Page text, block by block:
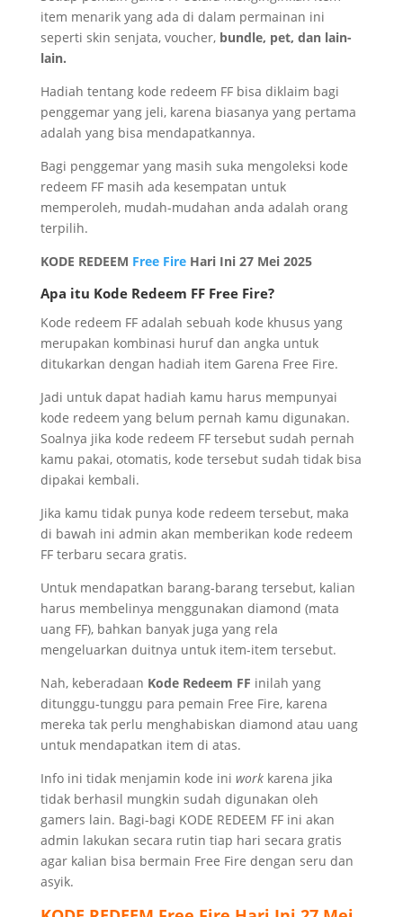
item menarik yang ada di dalam permainan ini
seperti skin senjata, voucher, bundle, pet, dan lain-
lain.
Hadiah tentang kode redeem FF bisa diklaim bagi
penggemar yang jeli, karena biasanya yang pertama
adalah yang bisa mendapatkannya.
Bagi penggemar yang masih suka mengoleksi kode
redeem FF masih ada kesempatan untuk
memperoleh, mudah-mudahan anda adalah orang
terpilih.
KODE REDEEM Free FireHari Ini 27 Mei 2025
Apa itu Kode Redeem FF Free Fire?
Kode redeem FF adalah sebuah kode khusus yang
merupakan kombinasi huruf dan angka untuk
ditukarkan dengan hadiah item Garena Free Fire.
Jadi untuk dapat hadiah kamu harus mempunyai
kode redeem yang belum pernah kamu digunakan.
Soalnya jika kode redeem FF tersebut sudah pernah
kamu pakai, otomatis, kode tersebut sudah tidak bisa
dipakai kembali.
Jika kamu tidak punya kode redeem tersebut, maka
di bawah ini admin akan memberikan kode redeem
FF terbaru secara gratis.
Untuk mendapatkan barang-barang tersebut, kalian
harus membelinya menggunakan diamond (mata
uang FF), bahkan banyak juga yang rela
mengeluarkan duitnya untuk item-item tersebut.
Nah, keberadaan Kode Redeem FF inilah yang
ditunggu-tunggu para pemain Free Fire, karena
mereka tak perlu menghabiskan diamond atau uang
untuk mendapatkan item di atas.
Info ini tidak menjamin kode ini work karena jika
tidak berhasil mungkin sudah digunakan oleh
gamers lain. Bagi-bagi KODE REDEEM FF ini akan
admin lakukan secara rutin tiap hari secara gratis
agar kalian bisa bermain Free Fire dengan seru dan
asyik.